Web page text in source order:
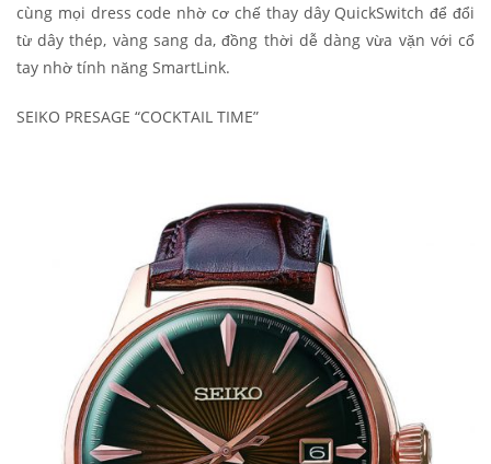
cùng mọi dress code nhờ cơ chế thay dây QuickSwitch để đổi
từ dây thép, vàng sang da, đồng thời dễ dàng vừa vặn với cổ
tay nhờ tính năng SmartLink.
SEIKO PRESAGE “COCKTAIL TIME”